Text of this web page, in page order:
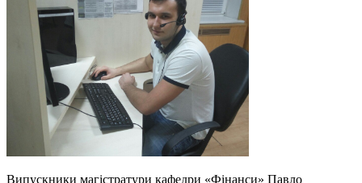
Випускники магістратури кафедри «Фінанси» Павло